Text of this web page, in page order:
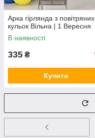
Арка гірлянда з повітряних
кульок Вільна | 1 Вересня
В наявності
335 ₴
Купити